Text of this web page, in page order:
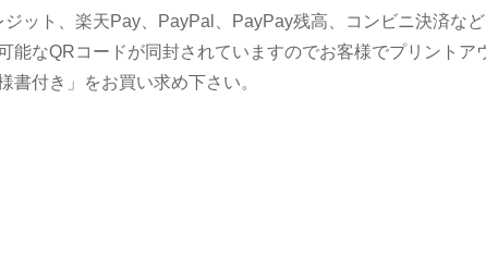
ジット、楽天Pay、PayPal、PayPay残高、コンビニ決済など
能なQRコードが同封されていますのでお客様でプリントア
書付き」をお買い求め下さい。